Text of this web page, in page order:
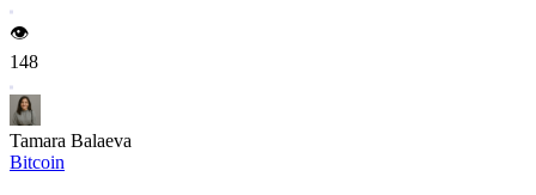
👁️
148
Tamara Balaeva
Bitcoin